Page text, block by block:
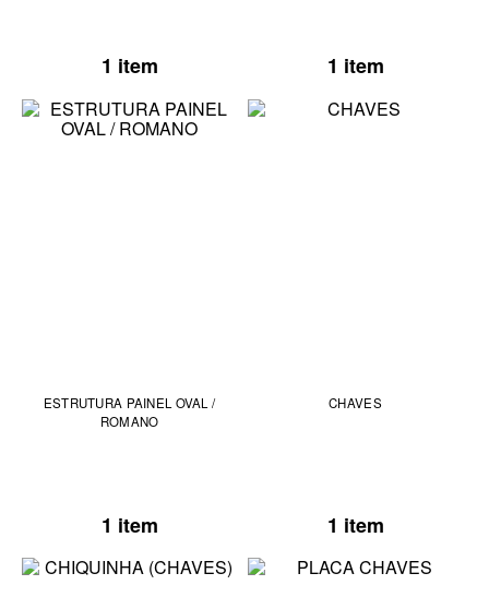
1 item 1 item
ESTRUTURA PAINEL OVAL /
ROMANO
1 item
CHAVES
1 item